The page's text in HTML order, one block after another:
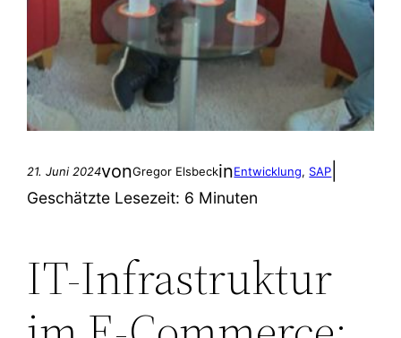
21. Juni 2024vonGregor ElsbeckinEntwicklung, SAP|
Geschätzte Lesezeit: 6 Minuten
IT-Infrastruktur